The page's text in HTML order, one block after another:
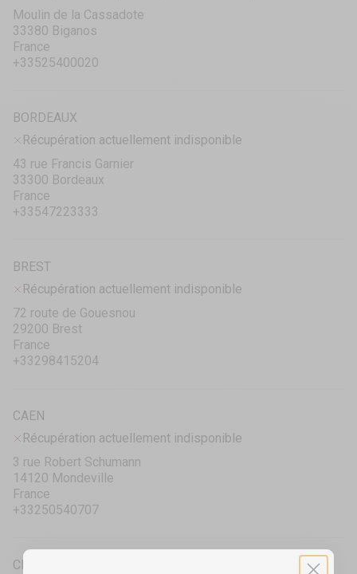
Moulin de la Cassadote
33380 Biganos
France
+33525400020
BORDEAUX
Récupération actuellement indisponible
43 rue Francis Garnier
33300 Bordeaux
France
+33547223333
BREST
Récupération actuellement indisponible
72 route de Gouesnou
29200 Brest
France
+33298415204
CAEN
Récupération actuellement indisponible
3 rue Robert Schumann
14120 Mondeville
France
+33250540707
CHAMBÉRY